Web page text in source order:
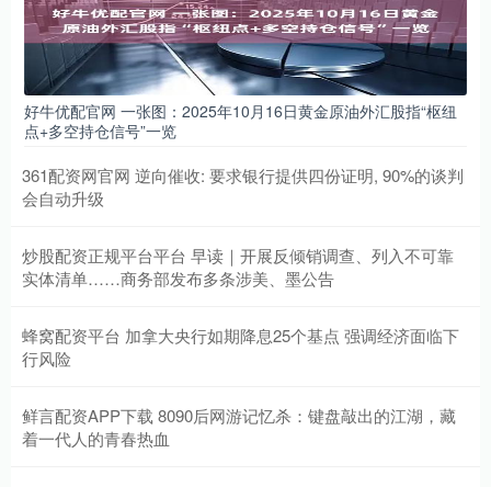
好牛优配官网 一张图：2025年10月16日黄金原油外汇股指“枢纽
点+多空持仓信号”一览
361配资网官网 逆向催收: 要求银行提供四份证明, 90%的谈判
会自动升级
炒股配资正规平台平台 早读｜开展反倾销调查、列入不可靠
实体清单……商务部发布多条涉美、墨公告
蜂窝配资平台 加拿大央行如期降息25个基点 强调经济面临下
行风险
鲜言配资APP下载 8090后网游记忆杀：键盘敲出的江湖，藏
着一代人的青春热血